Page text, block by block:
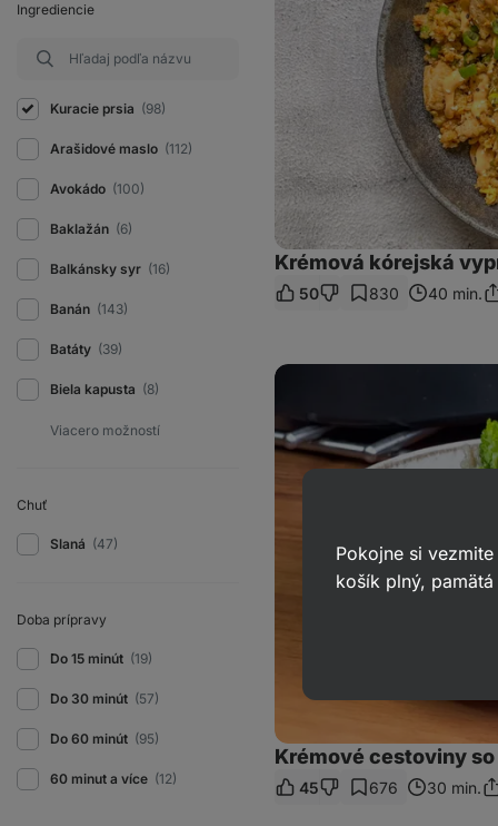
Ingrediencie
Kuracie prsia (98)
Arašidové maslo (112)
Avokádo (100)
Baklažán (6)
Balkánsky syr (16)
Banán (143)
Batáty (39)
Biela kapusta (8)
Chuť
Slaná (47)
Doba prípravy
Do 15 minút (19)
Do 30 minút (57)
Do 60 minút (95)
60 minut a více (12)
Krémová kórejská
50 830 40 min.
Krémové
syrovou
omáčkou
a
brokolicou
Krémové cestoviny
45 676 30 min.
Pokojne si
košík plný,